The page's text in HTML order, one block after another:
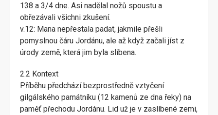
138 a 3/4 dne. Asi nadělal nožů spoustu a
obřezávali všichni zkušení.
v.12: Mana nepřestala padat, jakmile přešli
pomyslnou čáru Jordánu, ale až když začali jíst z
úrody země, která jim byla slíbena.
2.2 Kontext
Příběhu předchází bezprostředně vztyčení
gilgálského památníku (12 kamenů ze dna řeky) na
paměť přechodu Jordánu. Lid už je v zaslíbené zemi,